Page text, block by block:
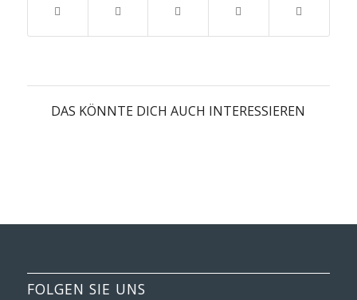
DAS KÖNNTE DICH AUCH INTERESSIEREN
FOLGEN SIE UNS